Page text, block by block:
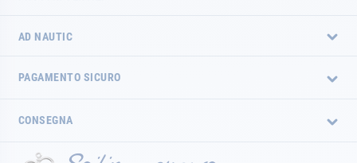
AD NAUTIC
PAGAMENTO SICURO
CONSEGNA